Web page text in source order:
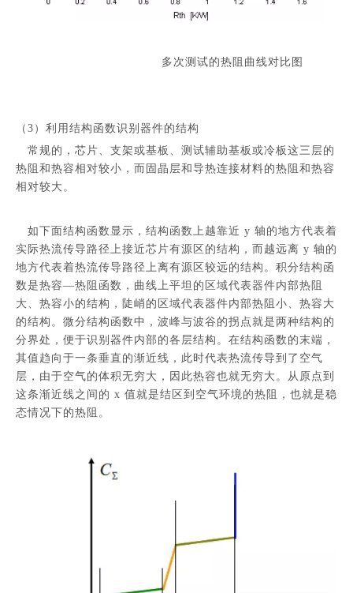
多次测试的热阻曲线对比图
（3）利用结构函数识别器件的结构
常规的，芯片、支架或基板、测试辅助基板或冷板这三层的
热阻和热容相对较小，而固晶层和导热连接材料的热阻和热容
相对较大。
如下面结构函数显示，结构函数上越靠近 y 轴的地方代表着
实际热流传导路径上接近芯片有源区的结构，而越远离 y 轴的
地方代表着热流传导路径上离有源区较远的结构。积分结构函
数是热容—热阻函数，曲线上平坦的区域代表器件内部热阻
大、热容小的结构，陡峭的区域代表器件内部热阻小、热容大
的结构。微分结构函数中，波峰与波谷的拐点就是两种结构的
分界处，便于识别器件内部的各层结构。在结构函数的末端，
其值趋向于一条垂直的渐近线，此时代表热流传导到了空气
层，由于空气的体积无穷大，因此热容也就无穷大。从原点到
这条渐近线之间的 x 值就是结区到空气环境的热阻，也就是稳
态情况下的热阻。